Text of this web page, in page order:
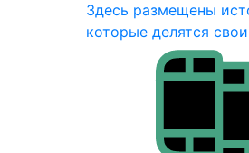
Здесь размещены
которые делятся